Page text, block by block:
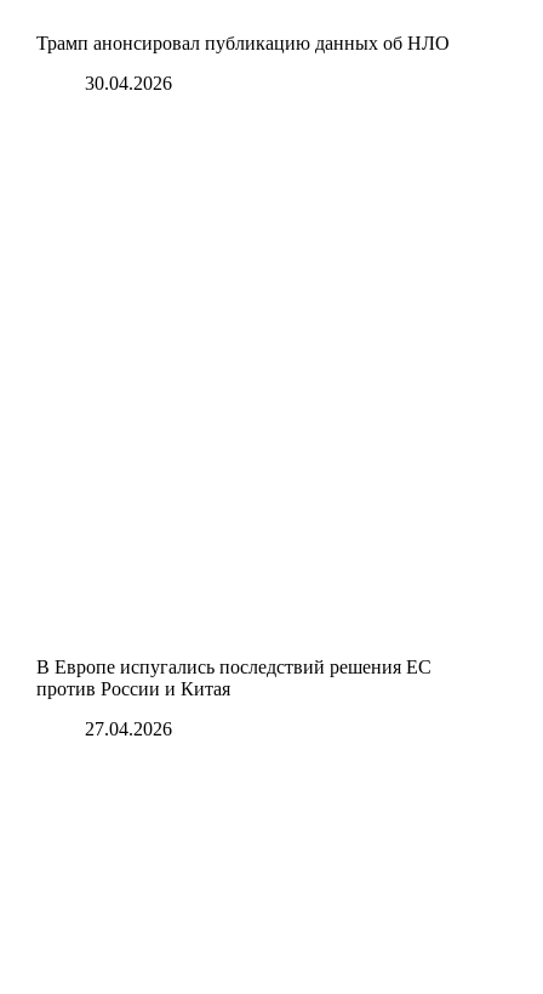
Трамп анонсировал публикацию данных об НЛО
30.04.2026
В Европе испугались последствий решения ЕС
против России и Китая
27.04.2026